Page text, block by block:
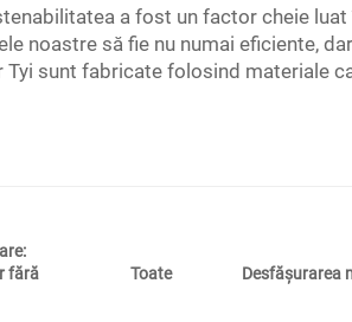
a fost un factor cheie
noastre să fie nu numai eficiente,
sunt fabricate folosind materiale
fără
Toate Desfăşurarea